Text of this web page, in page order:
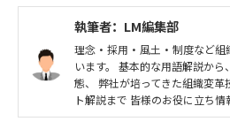
執筆者：LM編集部
理念・採用・風土・制度など組
います。 基本的な用語解説か
態、 弊社が培ってきた組織変
ト解説まで 皆様のお役に立ち情